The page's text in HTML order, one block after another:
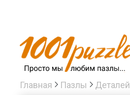
Главная Пазлы Деталей